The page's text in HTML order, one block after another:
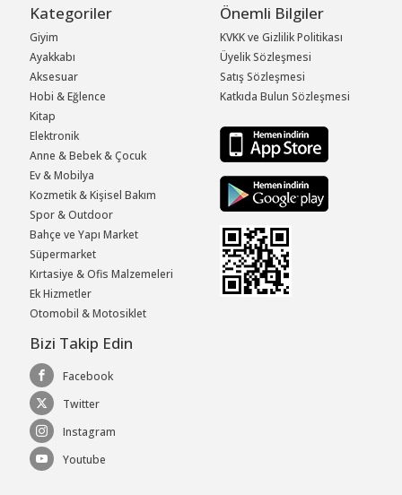
Kategoriler
Giyim
Ayakkabı
Aksesuar
Hobi & Eğlence
Kitap
Elektronik
Anne & Bebek & Çocuk
Ev & Mobilya
Kozmetik & Kişisel Bakım
Spor & Outdoor
Bahçe ve Yapı Market
Süpermarket
Kırtasiye & Ofis Malzemeleri
Ek Hizmetler
Otomobil & Motosiklet
Önemli Bilgiler
KVKK ve Gizlilik Politikası
Üyelik Sözleşmesi
Satış Sözleşmesi
Katkıda Bulun Sözleşmesi
Bizi Takip Edin
Facebook
Twitter
Instagram
Youtube